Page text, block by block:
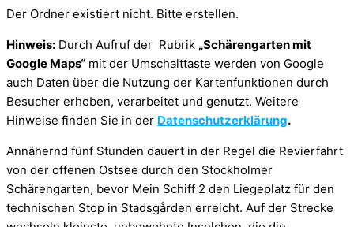
Der Ordner existiert nicht. Bitte erstellen.
Hinweis: Durch Aufruf der Rubrik „Schärengarten mit
Google Maps“ mit der Umschalttaste werden von Google
auch Daten über die Nutzung der Kartenfunktionen durch
Besucher erhoben, verarbeitet und genutzt. Weitere
Hinweise finden Sie in der Datenschutzerklärung.
Annähernd fünf Stunden dauert in der Regel die Revierfahrt
von der offenen Ostsee durch den Stockholmer
Schärengarten, bevor Mein Schiff 2 den Liegeplatz für den
technischen Stop in Stadsgården erreicht. Auf der Strecke